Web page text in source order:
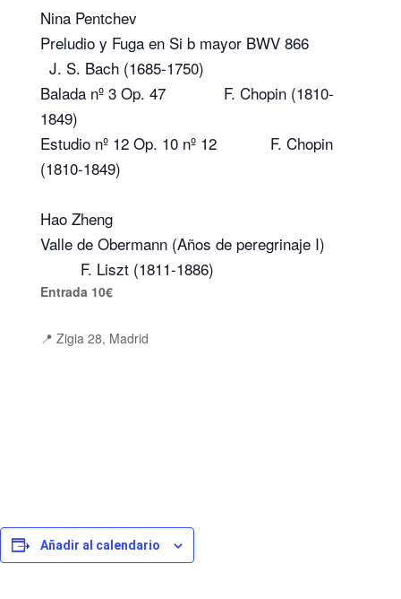
Nina Pentchev
Preludio y Fuga en Si b mayor BWV 866
J. S. Bach (1685-1750)
Balada nº 3 Op. 47 F. Chopin (1810-
1849)
Estudio nº 12 Op. 10 nº 12 F. Chopin
(1810-1849)
Hao Zheng
Valle de Obermann (Años de peregrinaje I)
F. Liszt (1811-1886)
Entrada 10€
📍 Zigia 28, Madrid
Añadir al calendario